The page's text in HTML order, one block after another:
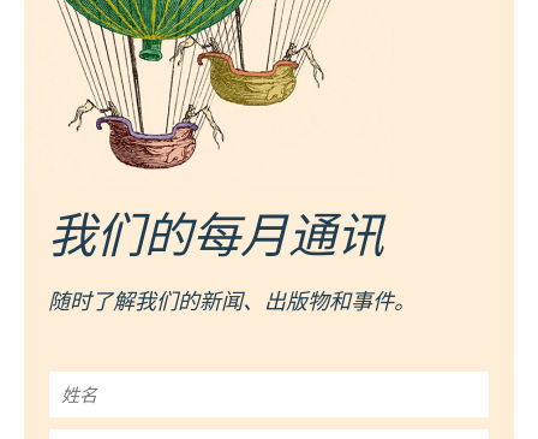
我们的每月通讯
随时了解我们的新闻、出版物和事件。
名
*